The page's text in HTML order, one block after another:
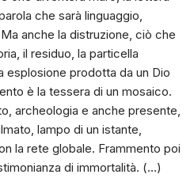
che sarà linguaggio,
anche la distruzione, ciò che
il residuo, la particella
esplosione prodotta da un Dio
è la tessera di un mosaico.
archeologia e anche presente,
lampo di un istante,
la rete globale. Frammento poi
di immortalità. (…)